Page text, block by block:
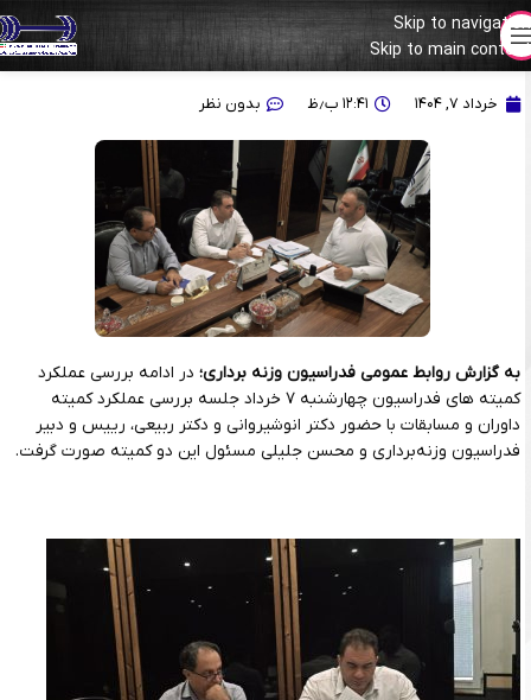
Skip to navigation
Skip to main content
بررسی عملکرد کمیته مسابقات و داوری توسط رئیس و دبیر فدراسیون
خرداد ۷, ۱۴۰۴ ۱۲:۴۱ ب٫ظ بدون نظر
به گزارش روابط عمومی فدراسیون وزنه برداری؛ در ادامه بررسی عملکرد
کمیته های فدراسیون چهارشنبه ۷ خرداد جلسه بررسی عملکرد کمیته
داوران و مسابقات با حضور دکتر انوشیروانی و دکتر ربیعی، رییس و دبیر
فدراسیون وزنه‌برداری و محسن جلیلی مسئول این دو کمیته صورت گرفت.